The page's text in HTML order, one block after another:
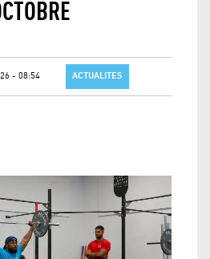
- 08:54 ACTUALITES